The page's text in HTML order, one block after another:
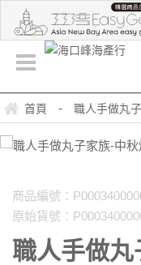
首頁 - 職人手做丸
商品編號：
原始貨號：
職人手做丸